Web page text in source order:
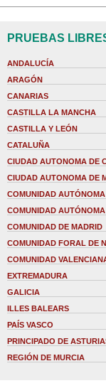
PRUEBAS
ANDALUCÍA
ARAGÓN
CANARIAS
CASTILLA LA MANCHA
CASTILLA Y LEÓN
CATALUÑA
CIUDAD AUTONOMA DE
CIUDAD AUTONOMA DE
COMUNIDAD
COMUNIDAD
COMUNIDAD DE MADRID
COMUNIDAD FORAL DE
COMUNIDAD
EXTREMADURA
GALICIA
ILLES BALEARS
PAÍS VASCO
PRINCIPADO DE
REGIÓN DE MURCIA